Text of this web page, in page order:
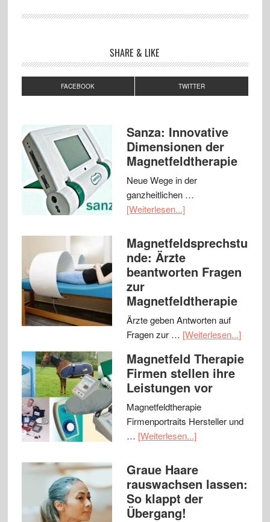
SHARE & LIKE
FACEBOOK TWITTER
Sanza: Innovative
Dimensionen der
Magnetfeldtherapie
Neue Wege in der
ganzheitlichen …
[Weiterlesen...]
Magnetfeldsprechstu
nde: Ärzte
beantworten Fragen
zur
Magnetfeldtherapie
Ärzte geben Antworten auf
Fragen zur … [Weiterlesen...]
Magnetfeld Therapie
Firmen stellen ihre
Leistungen vor
Magnetfeldtherapie
Firmenportraits Hersteller und
… [Weiterlesen...]
Graue Haare
rauswachsen lassen:
So klappt der
Übergang!